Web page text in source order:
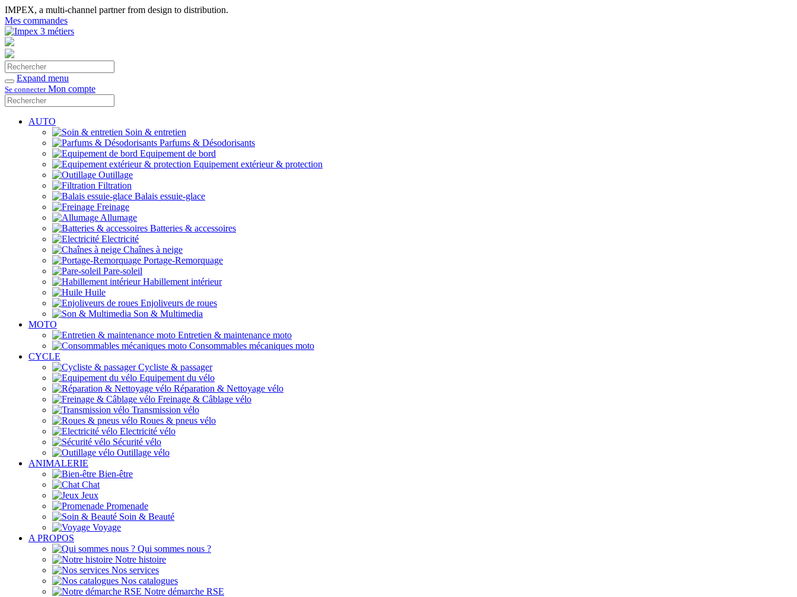
IMPEX, a multi-channel partner from design to distribution.
Mes commandes
Rechercher
Valider
Expand menu
Se connecter Mon compte
Rechercher
AUTO
Soin & entretien
Parfums & Désodorisants
Equipement de bord
Equipement extérieur & protection
Outillage
Filtration
Balais essuie-glace
Freinage
Allumage
Batteries & accessoires
Electricité
Chaînes à neige
Portage-Remorquage
Pare-soleil
Habillement intérieur
Huile
Enjoliveurs de roues
Son & Multimedia
MOTO
Entretien & maintenance moto
Consommables mécaniques moto
CYCLE
Cycliste & passager
Equipement du vélo
Réparation & Nettoyage vélo
Freinage & Câblage vélo
Transmission vélo
Roues & pneus vélo
Electricité vélo
Sécurité vélo
Outillage vélo
ANIMALERIE
Bien-être
Chat
Jeux
Promenade
Soin & Beauté
Voyage
A PROPOS
Qui sommes nous ?
Notre histoire
Nos services
Nos catalogues
Notre démarche RSE